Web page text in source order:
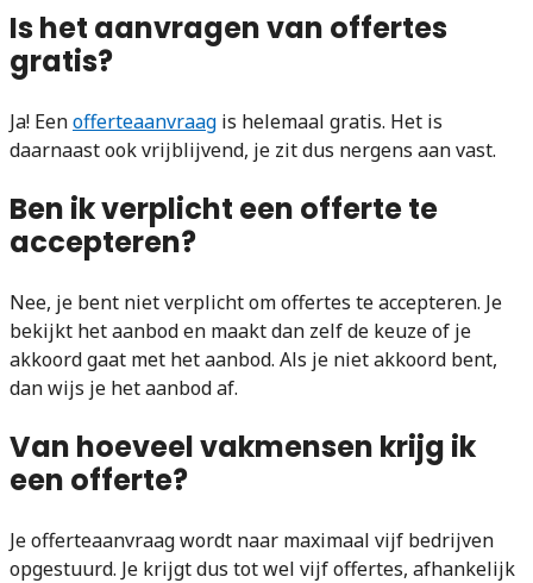
Is het aanvragen van offertes
gratis?
Ja! Eenofferteaanvraag is helemaal gratis. Het is
daarnaast ook vrijblijvend, je zit dus nergens aan vast.
Ben ik verplicht een offerte te
accepteren?
Nee, je bent niet verplicht om offertes te accepteren. Je
bekijkt het aanbod en maakt dan zelf de keuze of je
akkoord gaat met het aanbod. Als je niet akkoord bent,
dan wijs je het aanbod af.
Van hoeveel vakmensen krijg ik
een offerte?
Je offerteaanvraag wordt naar maximaal vijf bedrijven
opgestuurd. Je krijgt dus tot wel vijf offertes, afhankelijk